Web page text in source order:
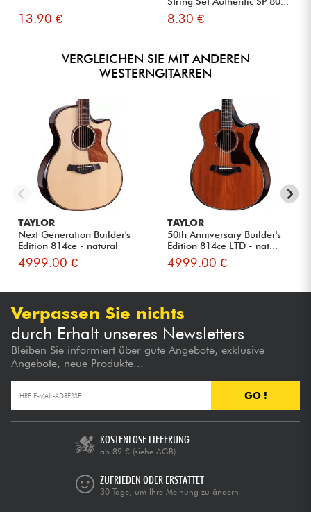
13.90 € 8.30 €
VERGLEICHEN SIE MIT ANDEREN
WESTERNGITARREN
TAYLOR
Next Generation Builder's
Edition 814ce - natural
4999.00 €
TAYLOR
50th Anniversary Builder's
Edition 814ce LTD - nat...
4999.00 €
Verpassen Sie nichts
durch Erhalt unseres Newsletters
Bleiben Sie informiert über gute Angebote, exklusive
Angebote, neue Produkte...
GO !
KOSTENLOSE LIEFERUNG
ab 89 € (siehe AGB)
ZUFRIEDEN ODER ERSTATTET
30 Tage, um Ihre Meinung zu ändern